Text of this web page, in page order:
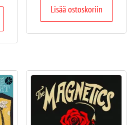
Lisää ostoskoriin